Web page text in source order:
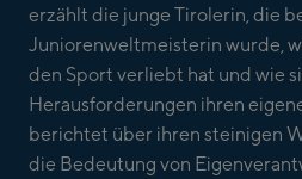
erzählt die junge Tirolerin, die
Juniorenweltmeisterin wurde,
den Sport verliebt hat und wie
Herausforderungen ihren
berichtet über ihren steinigen
die Bedeutung von